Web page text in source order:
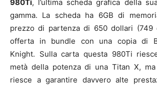
980Ti, l’ultima scheda grafica della
gamma. La scheda ha 6GB di
prezzo di partenza di 650 dollari (749
offerta in bundle con una copia di
Knight. Sulla carta questa 980Ti
metà della potenza di una Titan X,
riesce a garantire davvero alte